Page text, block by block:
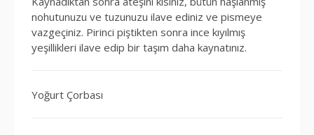
nohutunuzu ve tuzunuzu ilave ediniz ve pismeye
vazgeçiniz. Pirinci piştikten sonra ince kıyılmış
yeşillikleri ilave edip bir taşım daha kaynatınız.
Yoğurt Çorbası